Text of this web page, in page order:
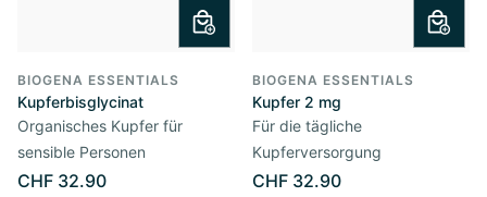
BIOGENA ESSENTIALS
Kupferbisglycinat
Organisches Kupfer für
sensible Personen
CHF 32.90
BIOGENA ESSENTIALS
Kupfer 2 mg
Für die tägliche
Kupferversorgung
CHF 32.90